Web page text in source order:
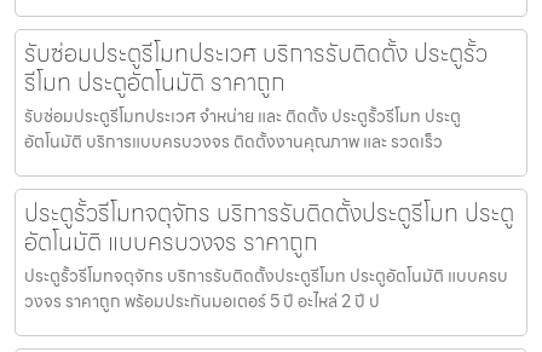
รับซ่อมประตูรีโมทประเวศ บริการรับติดตั้ง ประตูรั้ว
รีโมท ประตูอัตโนมัติ ราคาถูก
รับซ่อมประตูรีโมทประเวศ จำหน่าย และ ติดตั้ง ประตูรั้วรีโมท ประตู
อัตโนมัติ บริการแบบครบวงจร ติดตั้งงานคุณภาพ และ รวดเร็ว
ประตูรั้วรีโมทจตุจักร บริการรับติดตั้งประตูรีโมท ประตู
อัตโนมัติ แบบครบวงจร ราคาถูก
ประตูรั้วรีโมทจตุจักร บริการรับติดตั้งประตูรีโมท ประตูอัตโนมัติ แบบครบ
วงจร ราคาถูก พร้อมประกันมอเตอร์ 5 ปี อะไหล่ 2 ปี ป